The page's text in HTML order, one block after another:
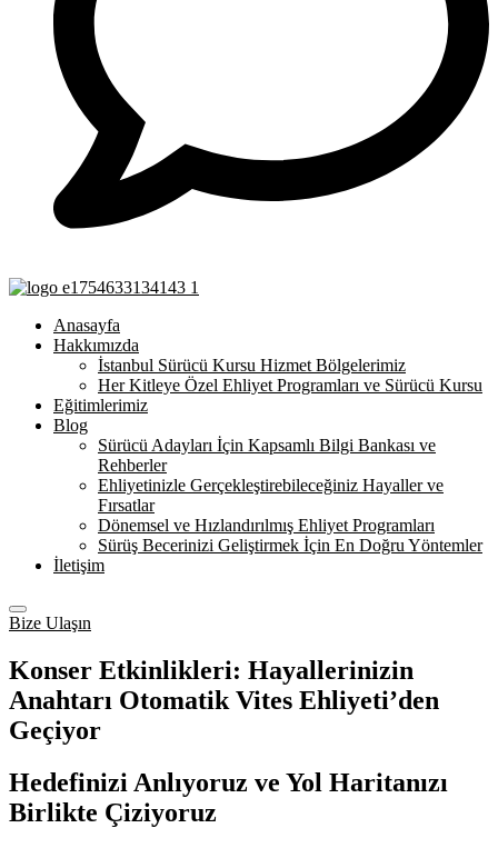
Anasayfa
Hakkımızda
İstanbul Sürücü Kursu Hizmet Bölgelerimiz
Her Kitleye Özel Ehliyet Programları ve Sürücü Kursu
Eğitimlerimiz
Blog
Sürücü Adayları İçin Kapsamlı Bilgi Bankası ve
Rehberler
Ehliyetinizle Gerçekleştirebileceğiniz Hayaller ve
Fırsatlar
Dönemsel ve Hızlandırılmış Ehliyet Programları
Sürüş Becerinizi Geliştirmek İçin En Doğru Yöntemler
İletişim
Bize Ulaşın
Konser Etkinlikleri: Hayallerinizin
Anahtarı Otomatik Vites Ehliyeti’den
Geçiyor
Hedefinizi Anlıyoruz ve Yol Haritanızı
Birlikte Çiziyoruz